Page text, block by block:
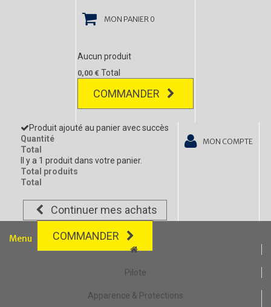
MON PANIER 0
Aucun produit
0,00 € Total
COMMANDER
Produit ajouté au panier avec succès
Quantité
Total
Il y a 1 produit dans votre panier.
Total produits
Total
Continuer mes achats
COMMANDER
MON COMPTE
Menu
Pilote
Apparence & Protections